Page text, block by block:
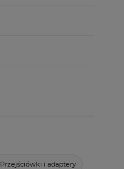
Przejściówki i adaptery